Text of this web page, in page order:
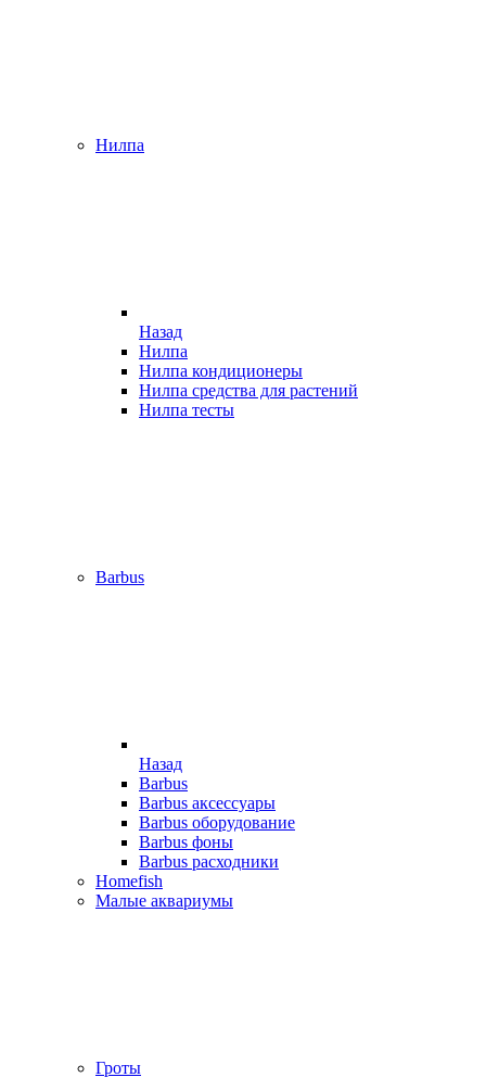
Нилпа
Назад
Нилпа
Нилпа кондиционеры
Нилпа средства для растений
Нилпа тесты
Barbus
Назад
Barbus
Barbus аксессуары
Barbus оборудование
Barbus фоны
Barbus расходники
Homefish
Малые аквариумы
Гроты